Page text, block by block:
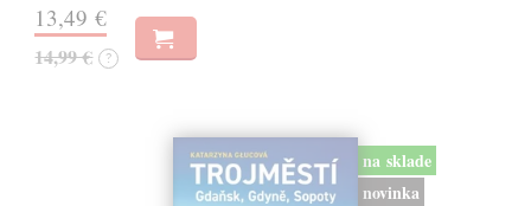
13,49 €
14,99 € ?
na sklade
novinka